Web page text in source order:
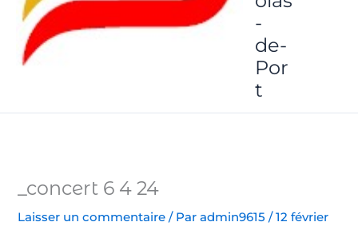
-
de-
Por
t
_concert 6 4 24
Laisser un commentaire / Paradmin9615/12 février